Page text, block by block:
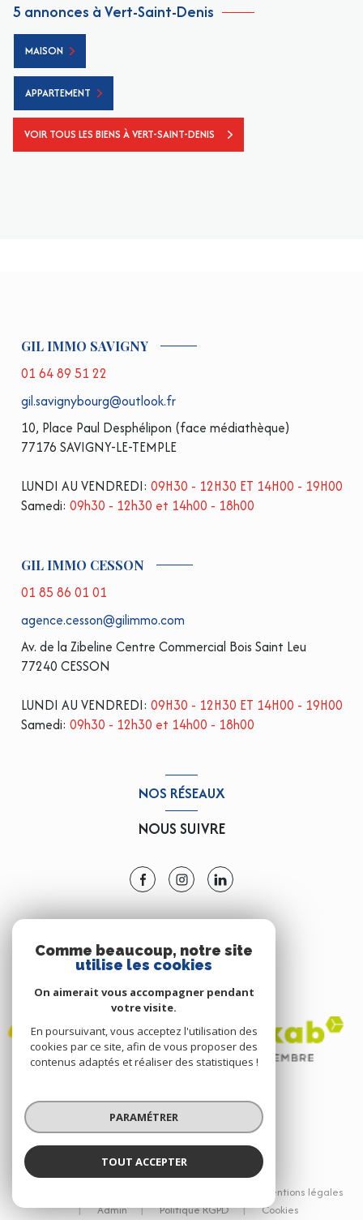
5 annonces à Vert-Saint-Denis
MAISON
APPARTEMENT
VOIR TOUS LES BIENS À VERT-SAINT-DENIS
GIL IMMO SAVIGNY
01 64 89 51 22
gil.savignybourg@outlook.fr
10, Place Paul Desphélipon (face médiathèque)
77176 SAVIGNY-LE-TEMPLE
LUNDI AU VENDREDI: 09H30 - 12H30 ET 14H00 - 19H00
Samedi: 09h30 - 12h30 et 14h00 - 18h00
GIL IMMO CESSON
01 85 86 01 01
agence.cesson@gilimmo.com
Av. de la Zibeline Centre Commercial Bois Saint Leu
77240 CESSON
LUNDI AU VENDREDI: 09H30 - 12H30 ET 14H00 - 19H00
Samedi: 09h30 - 12h30 et 14h00 - 18h00
NOS RÉSEAUX
NOUS SUIVRE
ADHÉRENTS
© 2026 | Tous droits réservés
Mentions légales
Admin
Politique RGPD Cookies
Comme beaucoup, notre site
utilise les cookies
On aimerait vous accompagner pendant
votre visite.
En poursuivant, vous acceptez l'utilisation des
cookies par ce site, afin de vous proposer des
contenus adaptés et réaliser des statistiques !
PARAMÉTRER
TOUT ACCEPTER